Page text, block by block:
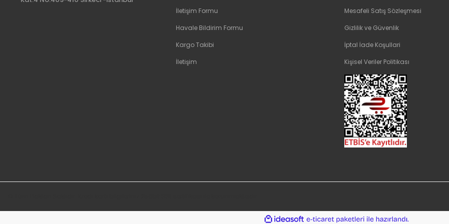
İletişim Formu
Havale Bildirim Formu
Kargo Takibi
İletişim
Mesafeli Satış Sözleşmesi
Gizlilik ve Güvenlik
İptal İade Koşullari
Kişisel Veriler Politikası
ideasoft e-